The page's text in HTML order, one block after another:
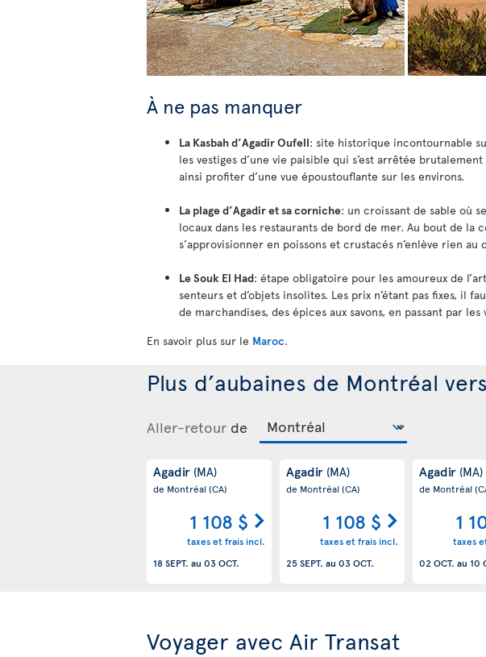
À ne pas manquer
La Kasbah d’Agadir Oufell: site historique incontournable
les vestiges d’une vie paisible qui s’est arrêtée
ainsi profiter d’une vue époustouflante sur les environs.
La plage d’Agadir et sa corniche: un croissant de sable où
locaux dans les restaurants de bord de mer. Au bout de
s’approvisionner en poissons et crustacés n’enlève rien au
Le Souk El Had: étape obligatoire pour les amoureux de
senteurs et d’objets insolites. Les prix n’étant pas fixes, il
de marchandises, des épices aux savons, en passant par
En savoir plus sur le Maroc.
Plus d’aubaines de Montréal
Aller-retour de
Agadir (MA)
de Montréal(CA)
1 108 $
taxes et frais incl.
18 SEPT. au 03 OCT.
Agadir (MA)
de Montréal(CA)
1 108 $
taxes et frais incl.
25 SEPT. au 03 OCT.
Agadir (MA)
de Montréal
1
taxes
02 OCT. au 10
Voyager avec Air Transat